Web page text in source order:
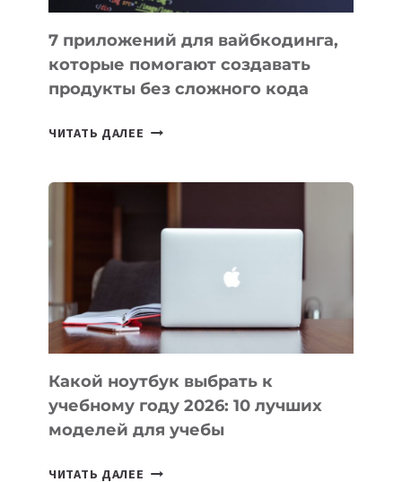
7 приложений для вайбкодинга,
которые помогают создавать
продукты без сложного кода
ЧИТАТЬ ДАЛЕЕ
ПОМОГАЮТ
СОЗДАВАТЬ
БЕЗ
СЛОЖНОГО
КОДА
Какой ноутбук выбрать к
учебному году 2026: 10 лучших
моделей для учебы
ЧИТАТЬ ДАЛЕЕ КАКОЙ